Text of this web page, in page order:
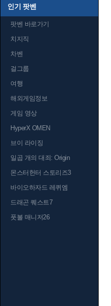
인기 팟벤
팟벤 바로가기
치지직
차벤
걸그룹
여행
해외게임정보
게임 영상
HyperX OMEN
브이 라이징
일곱 개의 대죄: Origin
몬스터헌터 스토리즈3
바이오하자드 레퀴엠
드래곤 퀘스트7
풋볼 매니저26